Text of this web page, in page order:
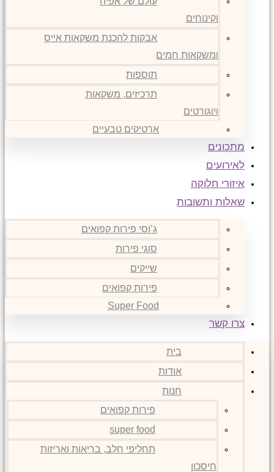
וקינוחים
אבקות להכנת משקאות אייס
ומשקאות חמים
תוספות
תרכיזים, משקאות
ויוגורטים
ארטיקים טבעיים
מתכונים
לאירועים
איזורי חלוקה
שאלות ותשובות
ג’וסי פירות קפואים
סוגי פירות
שייקים
פירות קפואים
Super Food
צרו קשר
בית
אודות
חנות
פירות קפואים
super food
תחליפי חלב, בריאות ואריזות
חיסכון